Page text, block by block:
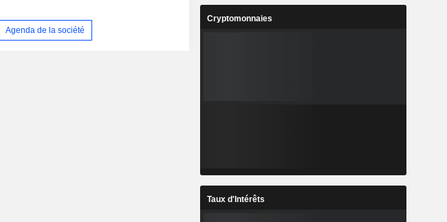
Agenda de la société
Cryptomonnaies
Taux d'Intérêts